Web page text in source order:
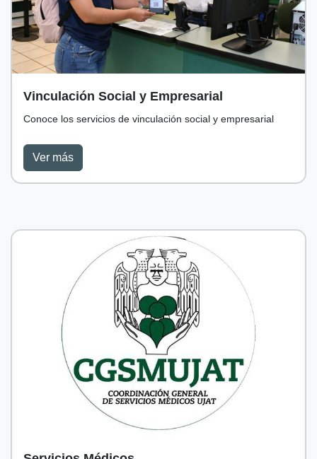
Vinculación Social y Empresarial
Conoce los servicios de vinculación social y empresarial
Ver más